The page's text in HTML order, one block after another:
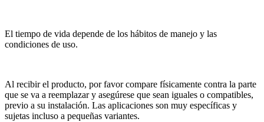
El tiempo de vida depende de los hábitos de manejo y las
condiciones de uso.
Al recibir el producto, por favor compare físicamente contra la parte
que se va a reemplazar y asegúrese que sean iguales o compatibles,
previo a su instalación. Las aplicaciones son muy específicas y
sujetas incluso a pequeñas variantes.